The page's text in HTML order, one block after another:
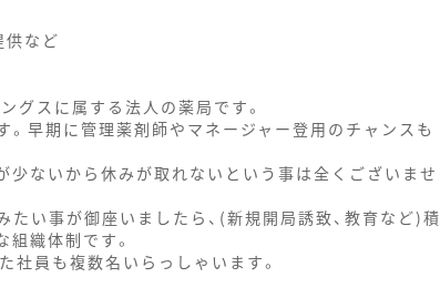
供など
スに属する法人の薬局です。
早期に管理薬剤師やマネージャー登用のチャンスも
ないから休みが取れないという事は全くございませ
い事が御座いましたら、(新規開局誘致、教育など)積
織体制です。
員も複数名いらっしゃいます。